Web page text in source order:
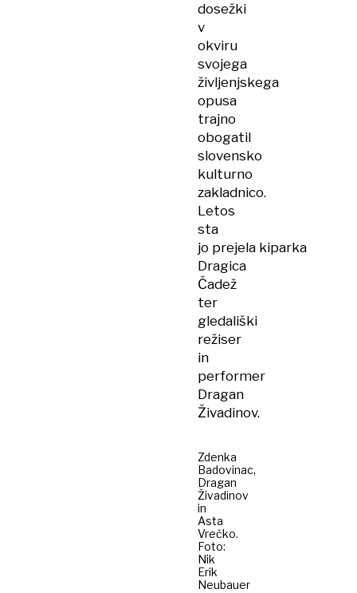
dosežki
v
okviru
svojega
življenjskega
opusa
trajno
obogatil
slovensko
kulturno
zakladnico.
Letos
sta
jo prejela kiparka
Dragica
Čadež
ter
gledališki
režiser
in
performer
Dragan
Živadinov.
Zdenka
Badovinac,
Dragan
Živadinov
in
Asta
Vrečko.
Foto:
Nik
Erik
Neubauer